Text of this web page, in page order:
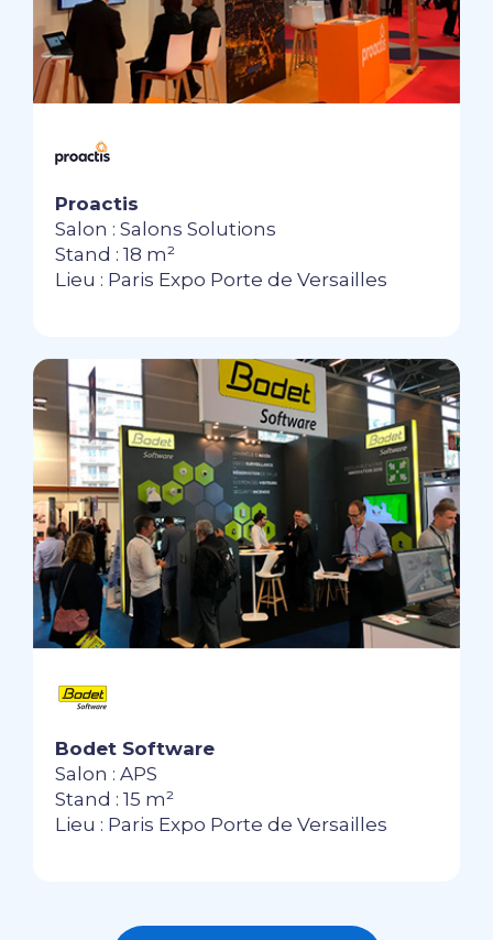
Proactis
Salon : Salons Solutions
Stand : 18 m²
Lieu : Paris Expo Porte de Versailles
Bodet Software
Salon : APS
Stand : 15 m²
Lieu : Paris Expo Porte de Versailles